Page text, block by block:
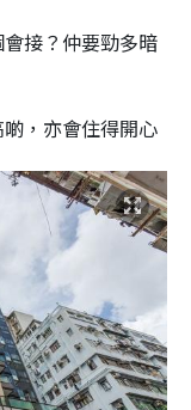
接？仲要勁多暗
，亦會住得開心